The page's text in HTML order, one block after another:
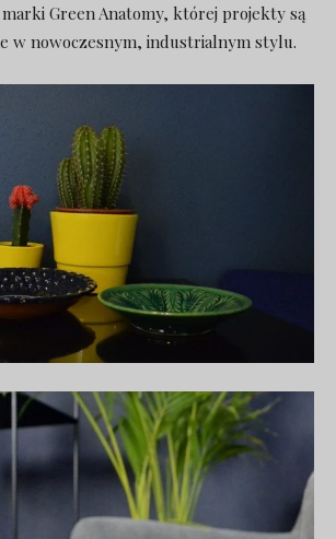
marki Green Anatomy, której projekty są
w nowoczesnym, industrialnym stylu.